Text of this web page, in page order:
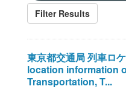
Filter Results
東京都交通局 列車ロ
location information
Transportation, T...